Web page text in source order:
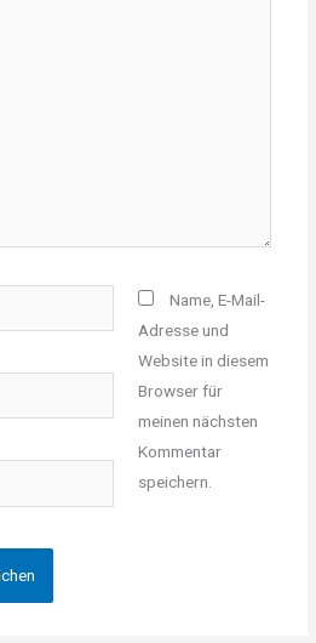
Name, E-Mail-
Adresse und
Website in diesem
Browser für
meinen nächsten
Kommentar
speichern.